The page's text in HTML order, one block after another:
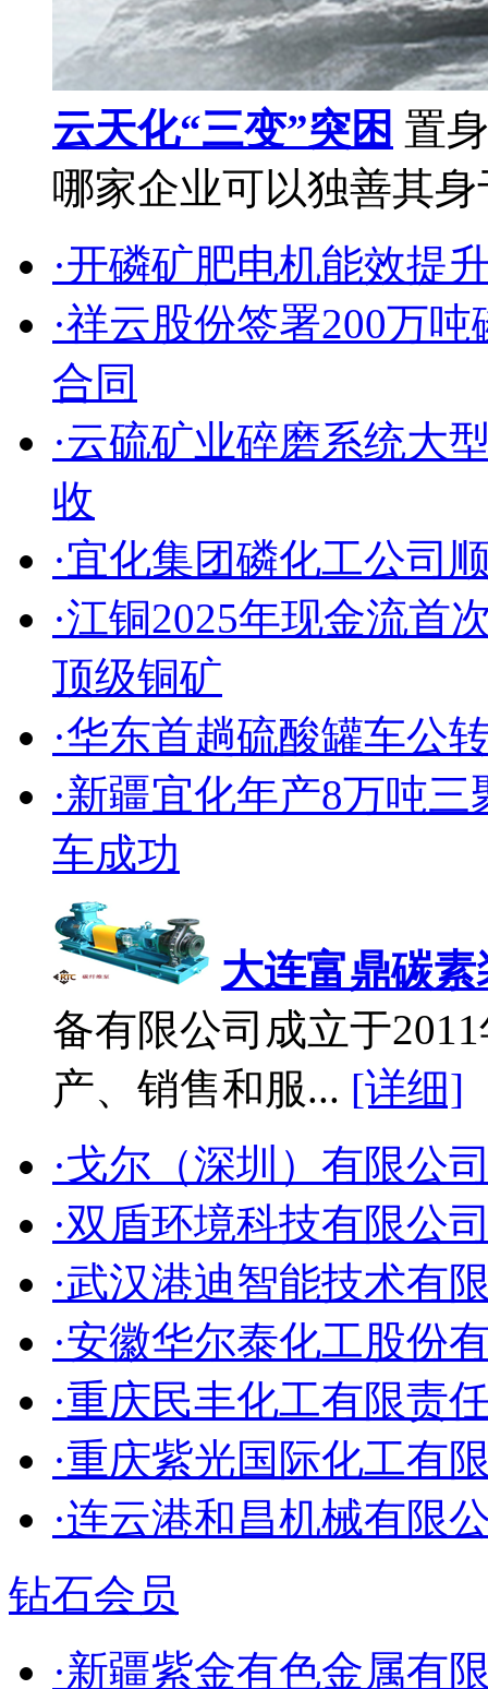
云天化“三变”突困 置
哪家企业可以独善其
·开磷矿肥电机能效提
·祥云股份签署200万
合同
·云硫矿业碎磨系统大
收
·宜化集团磷化工公司
·江铜2025年现金流首
顶级铜矿
·华东首趟硫酸罐车公
·新疆宜化年产8万吨
车成功
大连富鼎碳
备有限公司成立于
产、销售和服... [详细]
·戈尔（深圳）有限公
·双盾环境科技有限公
·武汉港迪智能技术有
·安徽华尔泰化工股份
·重庆民丰化工有限责
·重庆紫光国际化工有
·连云港和昌机械有限
钻石会员
·新疆紫金有色金属有